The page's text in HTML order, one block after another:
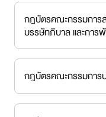
กฎบัตรคณะกรรมการ
บรรษัทภิบาลและกา
กฎบัตรคณะกรรมการ